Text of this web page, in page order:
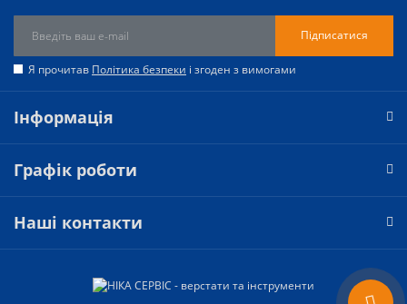
Підписатися
Я прочитав Політика безпеки і згоден з вимогами
Інформація
Графік роботи
Наші контакти